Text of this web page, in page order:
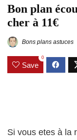
Bon plan
cher à 11€
Bons plans astuces
Save
0
Si vous etes à la